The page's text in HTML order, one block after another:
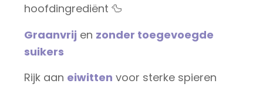
hoofdingrediënt 🦆
Graanvrij en zonder toegevoegde
suikers
Rijk aan eiwitten voor sterke spieren